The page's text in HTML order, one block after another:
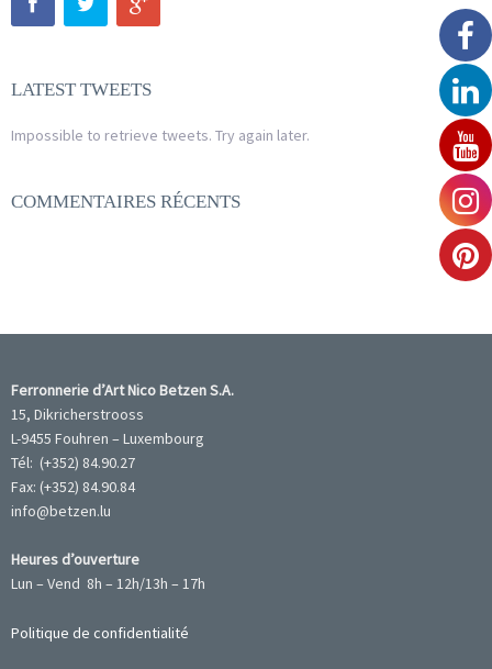
LATEST TWEETS
Impossible to retrieve tweets. Try again later.
COMMENTAIRES RÉCENTS
Ferronnerie d’Art Nico Betzen S.A.
15, Dikricherstrooss
L-9455 Fouhren – Luxembourg
Tél: (+352) 84.90.27
Fax: (+352) 84.90.84
info@betzen.lu
Heures d’ouverture
Lun – Vend 8h – 12h/13h – 17h
Politique de confidentialité